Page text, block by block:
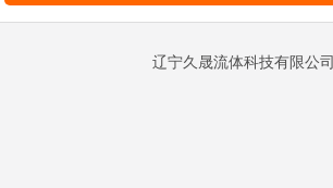
辽宁久晟流体科技有限公司